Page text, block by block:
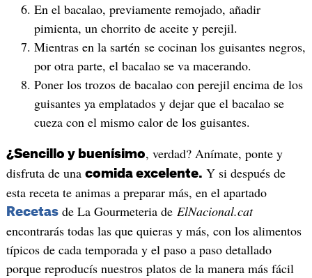
En el bacalao, previamente remojado, añadir
pimienta, un chorrito de aceite y perejil.
Mientras en la sartén se cocinan los guisantes negros,
por otra parte, el bacalao se va macerando.
Poner los trozos de bacalao con perejil encima de los
guisantes ya emplatados y dejar que el bacalao se
cueza con el mismo calor de los guisantes.
¿Sencillo y buenísimo, verdad? Anímate, ponte y
disfruta de una comida excelente. Y si después de
esta receta te animas a preparar más, en el apartado
Recetasde La Gourmeteria de ElNacional.cat
encontrarás todas las que quieras y más, con los alimentos
típicos de cada temporada y el paso a paso detallado
porque reproducís nuestros platos de la manera más fácil